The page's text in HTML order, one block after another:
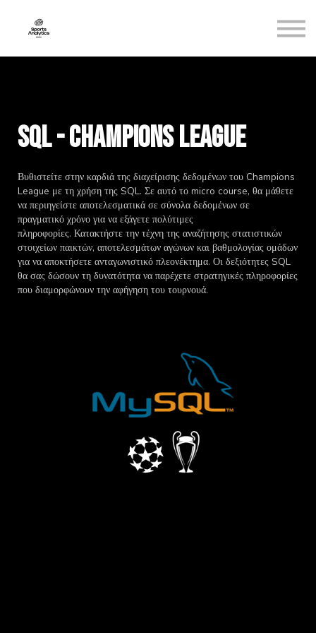
Βασίλης Σαμπράκος
Sign up
SQL - Champions League
Βυθιστείτε στην καρδιά της διαχείρισης δεδομένων του Champions
League με τη χρήση της SQL. Σε αυτό το micro course, θα μάθετε
να περιηγείστε αποτελεσματικά σε σύνολα δεδομένων σε
πραγματικό χρόνο για να εξάγετε πολύτιμες
πληροφορίες. Κατακτήστε την τέχνη της αναζήτησης στατιστικών
στοιχείων παικτών, αποτελεσμάτων αγώνων και βαθμολογίας ομάδων
για να αποκτήσετε ανταγωνιστικό πλεονέκτημα. Οι δεξιότητες SQL
θα σας δώσουν τη δυνατότητα να παρέχετε στρατηγικές πληροφορίες
που διαμορφώνουν την αφήγηση του τουρνουά.